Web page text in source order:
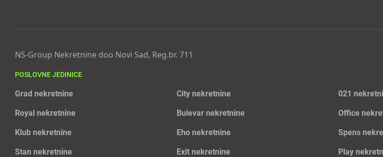
NS-Group Nekretnine doo Novi Sad, Reg.br. 711
POSLOVNE JEDINICE
Grad nekretnine City nekretnine 021
Royal nekretnine Bulevar nekretnine Office
Klub nekretnine Eho nekretnine Spens
Stan nekretnine Exit nekretnine Play